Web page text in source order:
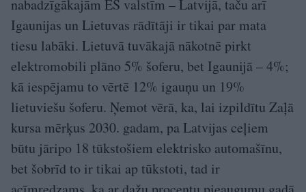
nabadzīgākajām ES valstīm – Latvijā, taču arī
Igaunijas un Lietuvas rādītāji ir tikai par mata
tiesu labāki. Lietuvā tuvākajā nākotnē pirkt
elektromobili plāno 5% šoferu, bet Igaunijā – 4%;
kā iespējamu to vērtē 12% igauņu un 19%
lietuviešu šoferu. Ņemot vērā, ka, lai izpildītu Zaļā
kursa mērķus 2030. gadam, pa Latvijas ceļiem
būtu jāripo 18 tūkstošiem elektrisko automašīnu,
bet šobrīd to ir tikai ap tūkstoti, tad ir